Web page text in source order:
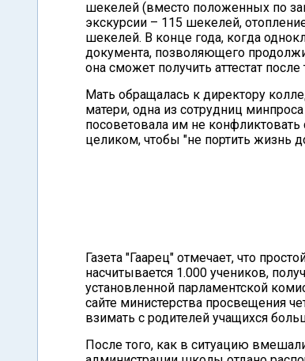
шекелей (вместо положенных по
экскурсии – 115 шекелей,
шекелей. В конце года, когда
документа, позволяющего
она сможет получить аттестат
Мать обращалась к директору
матери, одна из сотрудниц
посоветовала им не
целиком, чтобы "не портить жизнь
Газета "Гаарец" отмечает, что
насчитывается 1.000 учеников,
установленной парламентской
сайте министерства просвещения
взимать с родителей учащихся
После того, как в ситуацию